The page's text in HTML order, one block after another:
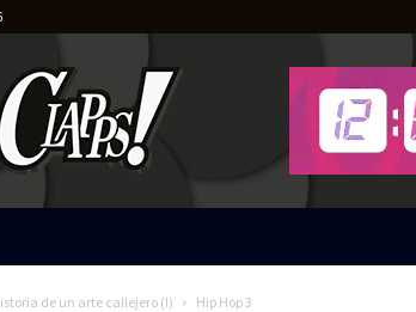
de un arte callejero (I) Hip Hop 3